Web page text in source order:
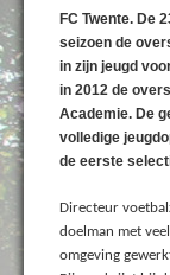
FC Twente. De
seizoen de
in zijn jeugd
in 2012 de
Academie. De
volledige
de eerste
Directeur
doelman met
omgeving